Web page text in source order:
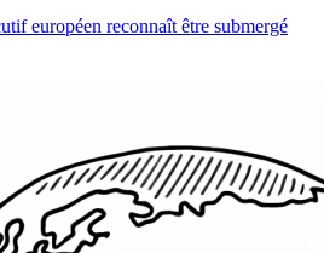
européen reconnaît être submergé